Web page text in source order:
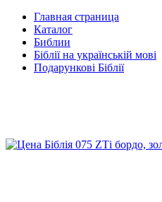
Главная страница
Каталог
Библии
Біблії на українській мові
Подарункові Біблії